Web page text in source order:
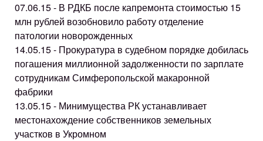
07.06.15 - В РДКБ после капремонта стоимостью 15
млн рублей возобновило работу отделение
патологии новорожденных
14.05.15 - Прокуратура в судебном порядке добилась
погашения миллионной задолженности по зарплате
сотрудникам Симферопольской макаронной
фабрики
13.05.15 - Минимущества РК устанавливает
местонахождение собственников земельных
участков в Укромном